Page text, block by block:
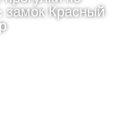
замок Красный